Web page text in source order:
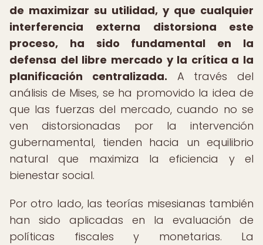
de maximizar su utilidad, y que cualquier
interferencia externa distorsiona este
proceso, ha sido fundamental en la
defensa del libre mercado y la crítica a la
planificación centralizada. A través del
análisis de Mises, se ha promovido la idea de
que las fuerzas del mercado, cuando no se
ven distorsionadas por la intervención
gubernamental, tienden hacia un equilibrio
natural que maximiza la eficiencia y el
bienestar social.
Por otro lado, las teorías misesianas también
han sido aplicadas en la evaluación de
políticas fiscales y monetarias. La